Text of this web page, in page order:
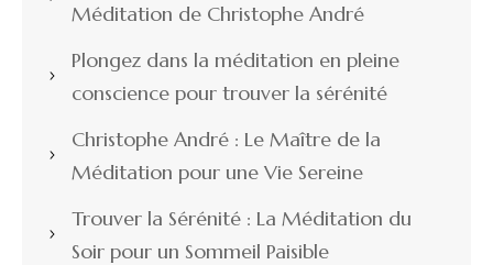
Méditation de Christophe André
Plongez dans la méditation en pleine
conscience pour trouver la sérénité
Christophe André : Le Maître de la
Méditation pour une Vie Sereine
Trouver la Sérénité : La Méditation du
Soir pour un Sommeil Paisible